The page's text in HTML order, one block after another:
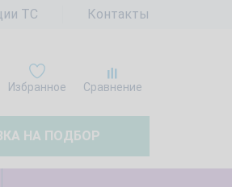
ТС Контакты
Избранное Сравнение
НА ПОДБОР